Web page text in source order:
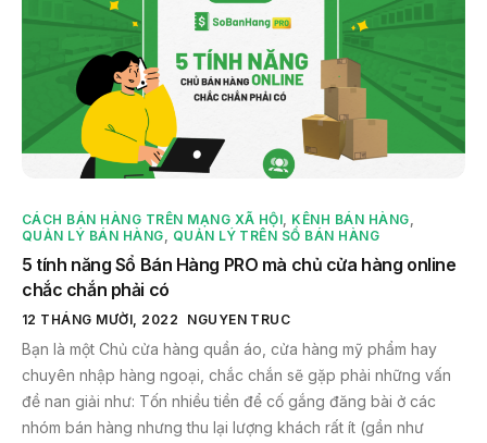
CÁCH BÁN HÀNG TRÊN MẠNG XÃ HỘI, KÊNH BÁN HÀNG,
QUẢN LÝ BÁN HÀNG, QUẢN LÝ TRÊN SỔ BÁN HÀNG
5 tính năng Sổ Bán Hàng PRO mà chủ cửa hàng online
chắc chắn phải có
12 THÁNG MƯỜI, 2022 NGUYEN TRUC
Bạn là một Chủ cửa hàng quần áo, cửa hàng mỹ phẩm hay
chuyên nhập hàng ngoại, chắc chắn sẽ gặp phải những vấn
đề nan giải như: Tốn nhiều tiền để cố gắng đăng bài ở các
nhóm bán hàng nhưng thu lại lượng khách rất ít (gần như